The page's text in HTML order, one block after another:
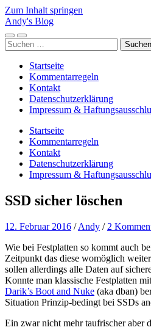
Zum Inhalt springen
Andy's Blog
Mobile-
Menü
Suchfeld
ein-/ausblenden
Suchen
nach:
Startseite
Kommentarregeln
Kontakt
Datenschutzerklärung
Impressum &
Startseite
Kommentarregeln
Kontakt
Datenschutzerklärung
Impressum &
SSD sicher löschen
12. Februar 2016 /Andy / 2
Wie bei Festplatten so kommt auch
Zeitpunkt das diese womöglich
sollen allerdings alle Daten auf
Konnte man klassische Festplatten
Darik’s Boot and Nuke (aka dban)
Situation Prinzip-bedingt bei SSDs
Ein zwar nicht mehr taufrischer aber